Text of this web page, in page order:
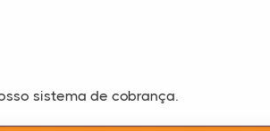
sistema de cobrança.